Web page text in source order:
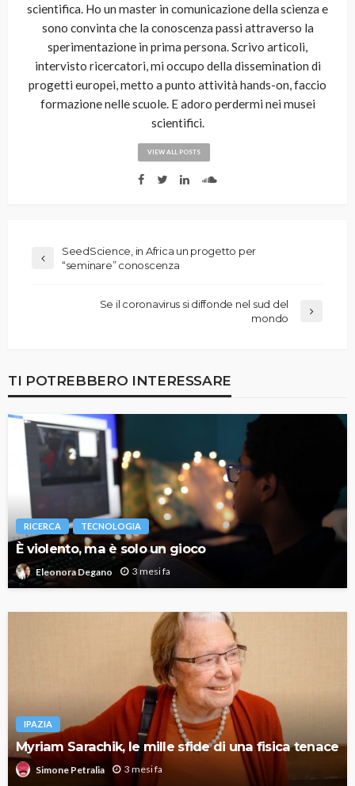
scientifica. Ho un master in comunicazione della scienza e
sono convinta che la conoscenza passi attraverso la
sperimentazione in prima persona. Scrivo articoli,
intervisto ricercatori, mi occupo della dissemination di
progetti europei, metto a punto attività hands-on, faccio
formazione nelle scuole. E adoro perdermi nei musei
scientifici.
VIEW ALL POSTS
SeedScience, in Africa un progetto per
“seminare” conoscenza
Se il coronavirus si diffonde nel sud del
mondo
TI POTREBBERO INTERESSARE
RICERCA TECNOLOGIA
È violento, ma è solo un gioco
Eleonora Degano 3 mesi fa
IPAZIA
Myriam Sarachik, le mille sfide di una fisica tenace
Simone Petralia 3 mesi fa